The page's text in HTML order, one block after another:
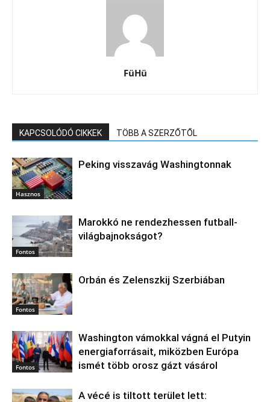
FüHü
KAPCSOLÓDÓ CIKKEK TÖBB A SZERZŐTŐL
Hasznos
Peking visszavág Washingtonnak
Fontos
Marokkó ne rendezhessen futball-
világbajnokságot?
Fontos
Orbán és Zelenszkij Szerbiában
Fontos
Washington vámokkal vágná el Putyin
energiaforrásait, miközben Európa
ismét több orosz gázt vásárol
A vécé is tiltott terület lett: